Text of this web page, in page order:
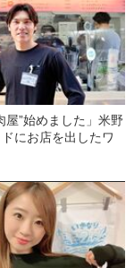
屋”始めました」米野
にお店を出したワ